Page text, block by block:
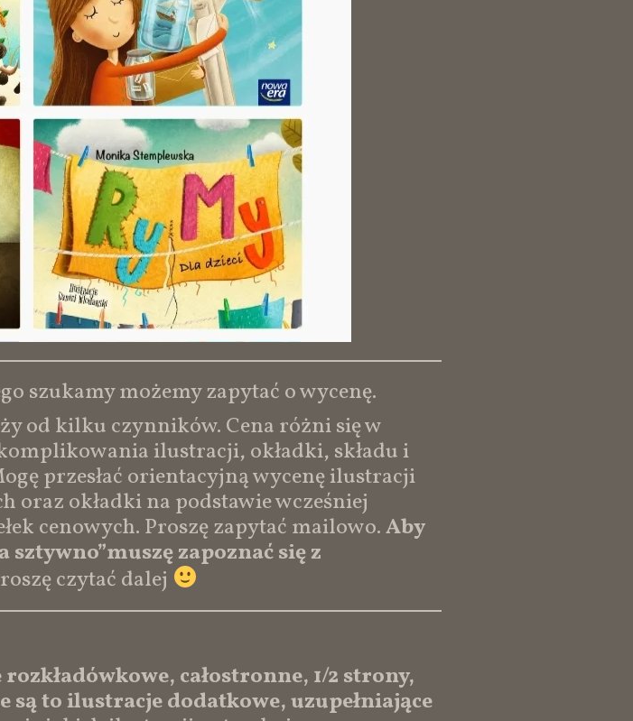
szukamy możemy zapytać o wycenę.
od kilku czynników. Cena różni się w
ilustracji, okładki, składu i
przesłać orientacyjną wycenę ilustracji
oraz okładki na podstawie wcześniej
cenowych. Proszę zapytać mailowo.Aby
zapoznać się z
czytać dalej
całostronne, 1/2 strony,
są to ilustracje dodatkowe, uzupełniające